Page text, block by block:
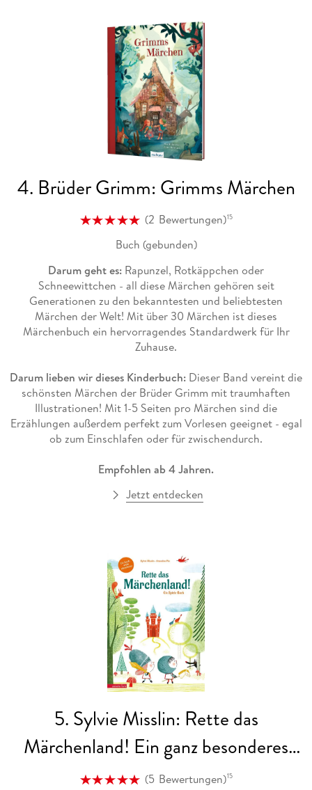
4. Brüder Grimm: Grimms Märchen
(2 Bewertungen)15
Buch (gebunden)
Darum geht es: Rapunzel, Rotkäppchen oder
Schneewittchen - all diese Märchen gehören seit
Generationen zu den bekanntesten und beliebtesten
Märchen der Welt! Mit über 30 Märchen ist dieses
Märchenbuch ein hervorragendes Standardwerk für Ihr
Zuhause.
Darum lieben wir dieses Kinderbuch: Dieser Band vereint die
schönsten Märchen der Brüder Grimm mit traumhaften
Illustrationen! Mit 1-5 Seiten pro Märchen sind die
Erzählungen außerdem perfekt zum Vorlesen geeignet - egal
ob zum Einschlafen oder für zwischendurch.
Empfohlen ab 4 Jahren.
Jetzt entdecken
5. Sylvie Misslin: Rette das
Märchenland! Ein ganz besonderes
Du-entscheidest-selbst-Abenteuer
(5 Bewertungen)15